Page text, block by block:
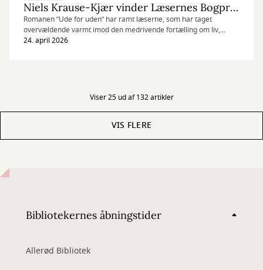
Niels Krause-Kjær vinder Læsernes Bogpris 2026
Romanen ”Ude for uden” har ramt læserne, som har taget
overvældende varmt imod den medrivende fortælling om liv,
landbrug og forandring.
24. april 2026
Viser 25 ud af 132 artikler
VIS FLERE
Bibliotekernes åbningstider
Allerød Bibliotek